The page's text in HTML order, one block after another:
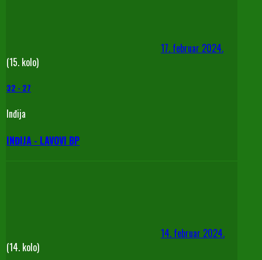
17. februar 2024.
(15. kolo)
32 - 27
Inđija
INĐIJA - LAVOVI BP
14. februar 2024.
(14. kolo)